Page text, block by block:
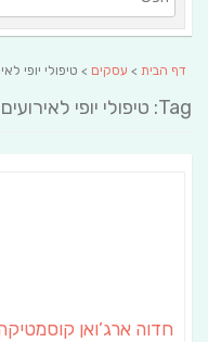
דף הבית > עסקים > טיפולי יופי
Tag: טיפולי יופי לאירועים